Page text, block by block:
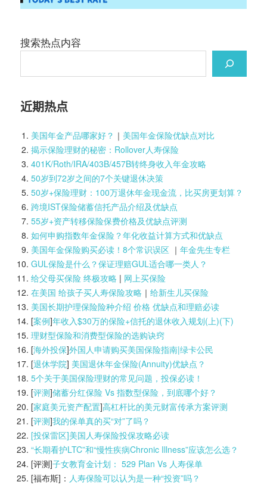
搜索热点内容
近期热点
美国年金产品哪家好？ ｜ 美国年金保险优缺点对比
揭示保险理财的秘密：Rollover人寿保险
401K/Roth/IRA/403B/457B转终身收入年金攻略
50岁到72岁之间的7个关键退休决策
50岁+保险理财：100万退休年金现金流，比买房更划算？
跨境IST保险储蓄信托产品介绍及优缺点
55岁+资产转移保险保费价格及优缺点评测
如何申购指数年金保险？年化收益计算方式和优缺点
美国年金保险购买必读！8个常识误区｜ 年金先生专栏
GUL保险是什么？保证理赔GUL适合哪一类人？
给父母买保险 终极攻略| 网上买保险
在美国 给孩子买人寿保险攻略｜ 给新生儿买保险
美国长期护理保险险种介绍 价格 优缺点和理赔必读
[案例]年收入$30万的保险+信托的退休收入规划(上)(下)
理财型保险和消费型保险的选购诀窍
[海外投保]外国人申请购买美国保险指南|绿卡公民
[退休学院] 美国退休年金保险(Annuity)优缺点？
5个关于美国保险理财的常见问题，投保必读！
[评测]储蓄分红保险 Vs 指数型保险，到底哪个好？
[家庭美元资产配置]高杠杆比的美元财富传承方案评测
[评测]我的保单真的买“对”了吗？
[投保雷区]美国人寿保险投保攻略必读
“长期看护LTC”和“慢性疾病Chronic Illness”应该怎么选？
[评测]子女教育金计划： 529 Plan Vs 人寿保单
[福布斯]： 人寿保险可以认为是一种“投资”吗？